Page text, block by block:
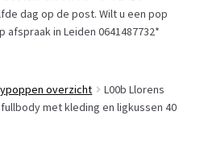
dag op de post. Wilt u een pop
afspraak in Leiden 0641487732*
overzicht
L00b Llorens
met kleding en ligkussen 40